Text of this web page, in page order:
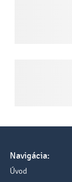
Navigácia:
Úvod